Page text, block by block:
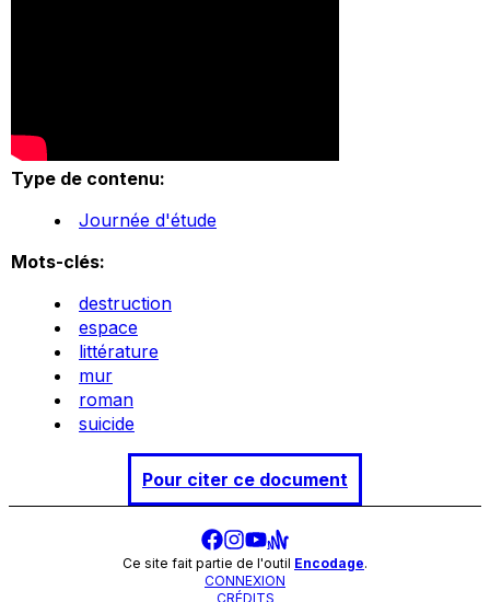
Type de contenu:
Journée d'étude
Mots-clés:
destruction
espace
littérature
mur
roman
suicide
Pour citer ce document
Ce site fait partie de l'outil Encodage.
CONNEXION
CRÉDITS